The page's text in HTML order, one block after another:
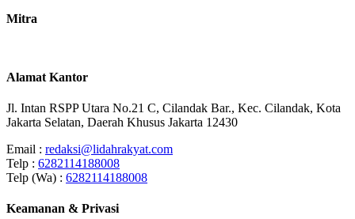
Mitra
Alamat Kantor
Jl. Intan RSPP Utara No.21 C, Cilandak Bar., Kec. Cilandak, Kota
Jakarta Selatan, Daerah Khusus Jakarta 12430
Email : redaksi@lidahrakyat.com
Telp : 6282114188008
Telp (Wa) : 6282114188008
Keamanan & Privasi